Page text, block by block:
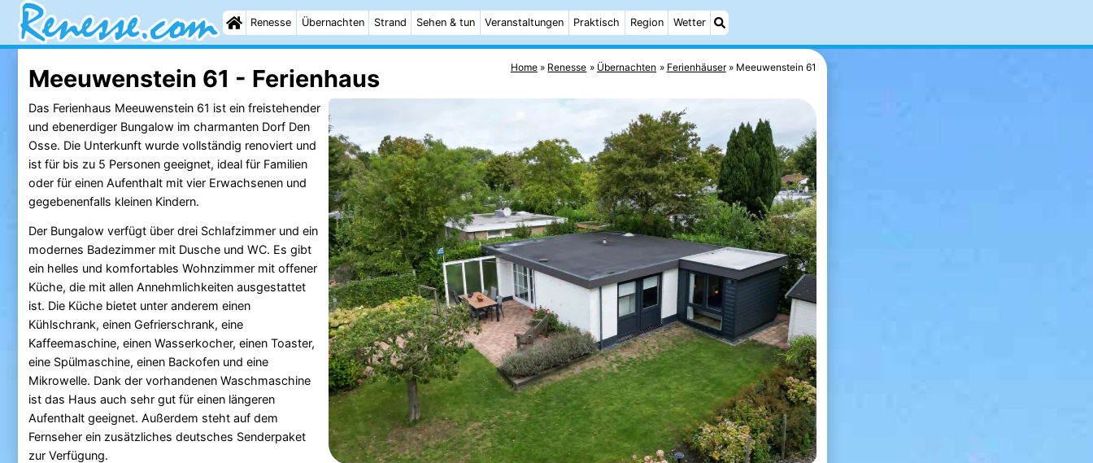
Renesse Übernachten Strand Sehen & tun Veranstaltungen Praktisch Region Wetter
Home Renesse Übernachten Ferienhäuser Meeuwenstein 61
Meeuwenstein 61 - Ferienhaus
Das Ferienhaus Meeuwenstein 61 ist ein freistehender
und ebenerdiger Bungalow im charmanten Dorf Den
Osse. Die Unterkunft wurde vollständig renoviert und
ist für bis zu 5 Personen geeignet, ideal für Familien
oder für einen Aufenthalt mit vier Erwachsenen und
gegebenenfalls kleinen Kindern.
Der Bungalow verfügt über drei Schlafzimmer und ein
modernes Badezimmer mit Dusche und WC. Es gibt
ein helles und komfortables Wohnzimmer mit offener
Küche, die mit allen Annehmlichkeiten ausgestattet
ist. Die Küche bietet unter anderem einen
Kühlschrank, einen Gefrierschrank, eine
Kaffeemaschine, einen Wasserkocher, einen Toaster,
eine Spülmaschine, einen Backofen und eine
Mikrowelle. Dank der vorhandenen Waschmaschine
ist das Haus auch sehr gut für einen längeren
Aufenthalt geeignet. Außerdem steht auf dem
Fernseher ein zusätzliches deutsches Senderpaket
zur Verfügung.